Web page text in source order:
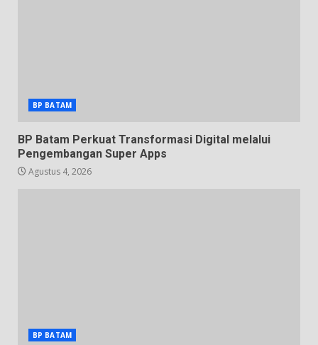
BP BATAM
BP Batam Perkuat Transformasi Digital melalui
Pengembangan Super Apps
Agustus 4, 2026
BP BATAM